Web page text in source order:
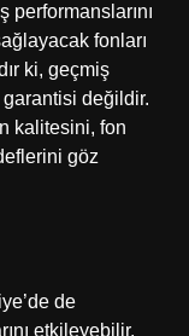
performanslarını
fonları
ki, geçmiş
değildir.
kalitesini, fon
göz
de
etkileyebilir.